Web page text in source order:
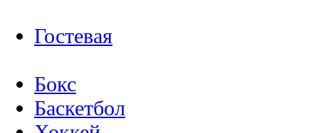
Гостевая
Бокс
Баскетбол